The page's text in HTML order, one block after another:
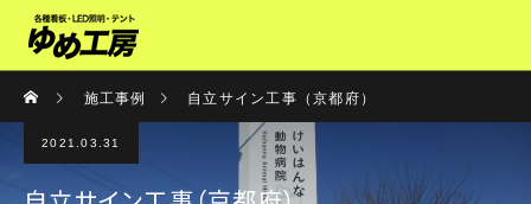
施工事例 自立サイン工事（京都府）
2021.03.31